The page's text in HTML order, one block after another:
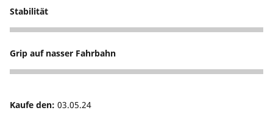
Stabilität
5
Grip auf nasser Fahrbahn
5
Kaufe den: 03.05.24